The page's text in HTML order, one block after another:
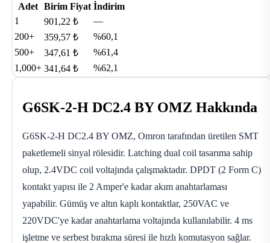
Adet Birim Fiyat İndirim
1
901,22 ₺
—
200+
359,57 ₺
%60,1
500+
347,61 ₺
%61,4
1,000+ 341,64 ₺ %62,1
G6SK-2-H DC2.4 BY OMZ Hakkında
G6SK-2-H DC2.4 BY OMZ, Omron tarafından üretilen SMT
paketlemeli sinyal rölesidir. Latching dual coil tasarıma sahip
olup, 2.4VDC coil voltajında çalışmaktadır. DPDT (2 Form C)
kontakt yapısı ile 2 Amper'e kadar akım anahtarlaması
yapabilir. Gümüş ve altın kaplı kontaktlar, 250VAC ve
220VDC'ye kadar anahtarlama voltajında kullanılabilir. 4 ms
işletme ve serbest bırakma süresi ile hızlı komutasyon sağlar.